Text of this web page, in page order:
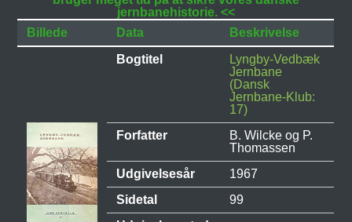
jernbanehistorie. <<
Billede
Data
Beskrivelse
Bogtitel
Lyngby-Vedbæk
Jernbane
(Dansk
Jernbane-Klub:
17)
Forfatter
B. Wilcke og P.
Thomassen
Udgivelsesår
1967
Sidetal
99